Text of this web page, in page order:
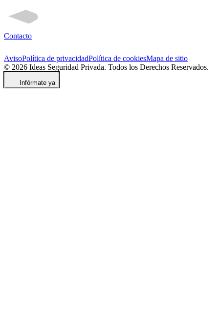
Contacto
AvisoPolítica de privacidadPolítica de cookiesMapa de sitio
© 2026 Ideas Seguridad Privada. Todos los Derechos Reservados.
Infórmate ya